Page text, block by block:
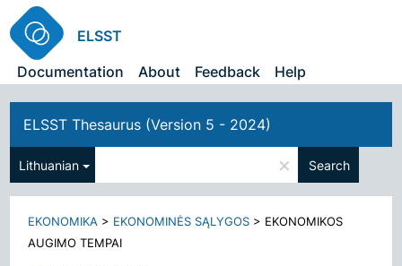
ELSST
Documentation
About Feedback Help
ELSST Thesaurus (Version 5 - 2024)
Lithuanian × Search
EKONOMIKA > EKONOMINĖS SĄLYGOS > EKONOMIKOS
AUGIMO TEMPAI